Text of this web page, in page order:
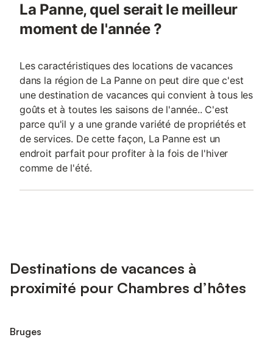
La Panne, quel serait le meilleur
moment de l'année ?
Les caractéristiques des locations de vacances
dans la région de La Panne on peut dire que c'est
une destination de vacances qui convient à tous les
goûts et à toutes les saisons de l'année.. C'est
parce qu'il y a une grande variété de propriétés et
de services. De cette façon, La Panne est un
endroit parfait pour profiter à la fois de l'hiver
comme de l'été.
Destinations de vacances à
proximité pour Chambres d’hôtes
Bruges